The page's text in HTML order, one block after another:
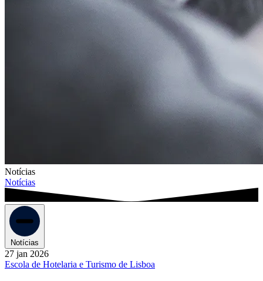
Notícias
Notícias
Notícias
27 jan 2026
Escola de Hotelaria e Turismo de Lisboa